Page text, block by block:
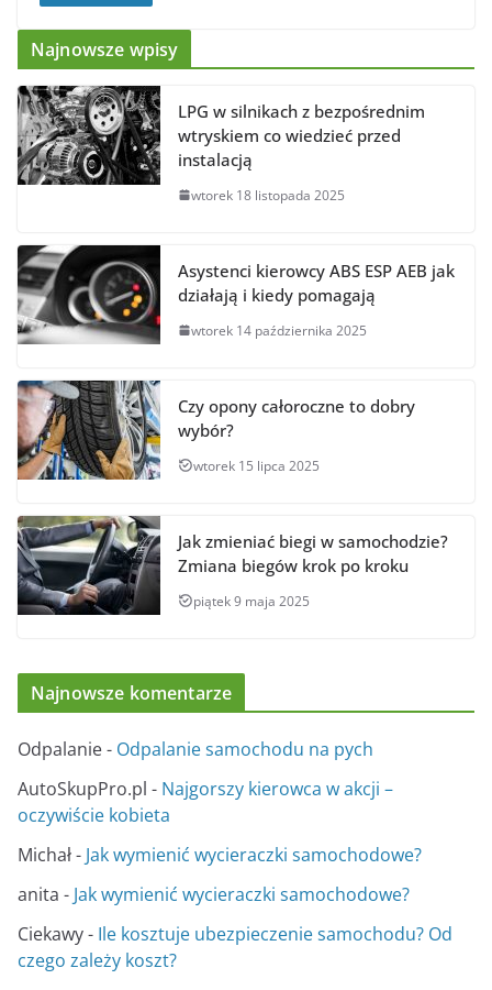
Najnowsze wpisy
LPG w silnikach z bezpośrednim
wtryskiem co wiedzieć przed
instalacją
wtorek 18 listopada 2025
Asystenci kierowcy ABS ESP AEB jak
działają i kiedy pomagają
wtorek 14 października 2025
Czy opony całoroczne to dobry
wybór?
wtorek 15 lipca 2025
Jak zmieniać biegi w samochodzie?
Zmiana biegów krok po kroku
piątek 9 maja 2025
Najnowsze komentarze
Odpalanie- Odpalanie samochodu na pych
AutoSkupPro.pl - Najgorszy kierowca w akcji –
oczywiście kobieta
Michał- Jak wymienić wycieraczki samochodowe?
anita - Jak wymienić wycieraczki samochodowe?
Ciekawy- Ile kosztuje ubezpieczenie samochodu? Od
czego zależy koszt?